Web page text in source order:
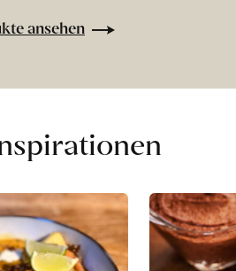
ansehen